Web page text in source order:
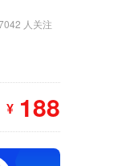
人关注
¥ 188